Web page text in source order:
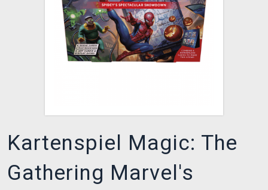
Kartenspiel Magic: The
Gathering Marvel's